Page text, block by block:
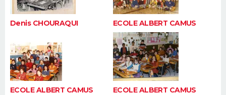
Denis CHOURAQUI ECOLE ALBERT CAMUS
ECOLE ALBERT CAMUS ECOLE ALBERT CAMUS